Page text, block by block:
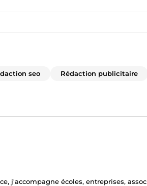
seo
Rédaction publicitaire
j'accompagne écoles, entreprises,